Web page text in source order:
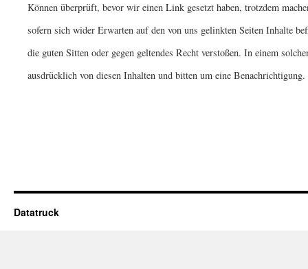
Können überprüft, bevor wir einen Link gesetzt haben, trotzdem
sofern sich wider Erwarten auf den von uns gelinkten Seiten Inhalte
die guten Sitten oder gegen geltendes Recht verstoßen. In einem
ausdrücklich von diesen Inhalten und bitten um eine Benachrichtigung.
Datatruck